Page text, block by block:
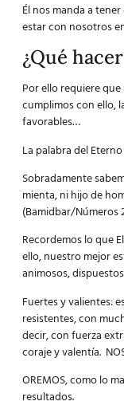
Él nos manda a
estar con nosotros
¿Qué
Por ello requiere
cumplimos con ello,
favorables…
La palabra del
Sobradamente
mienta, ni hijo de
(Bamidbar/Números
Recordemos lo que
ello, nuestro mejor
animosos,
Fuertes y valientes:
resistentes, con
decir, con fuerza
coraje y valentía.
OREMOS, como lo